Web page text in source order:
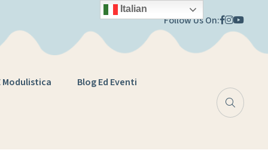
Follow Us On:
Modulistica Blog Ed Eventi
Italian